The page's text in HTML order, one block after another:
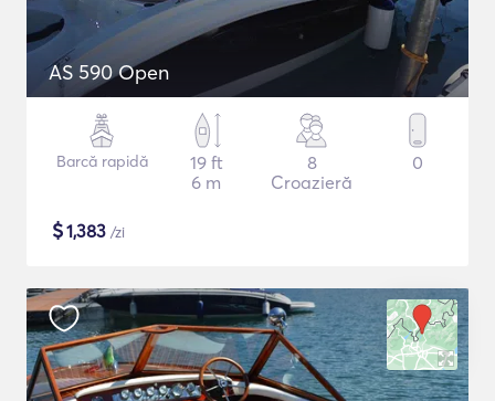
AS 590 Open
Barcă rapidă
19 ft
6 m
8
Croazieră
0
$1,383 /zi